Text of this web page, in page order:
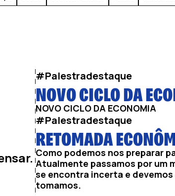
#Palestradestaque
NOVO CICLO DA
NOVO CICLO DA ECONOMIA
#Palestradestaque
RETOMADA
Como podemos nos preparar
Atualmente passamos por um
se encontra incerta e
tomamos.